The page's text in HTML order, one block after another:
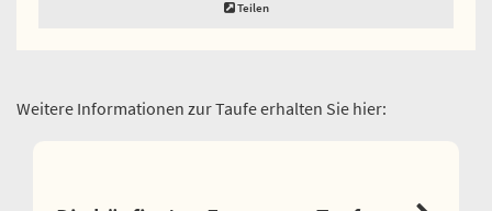
Teilen
Weitere Informationen zur Taufe erhalten Sie hier: